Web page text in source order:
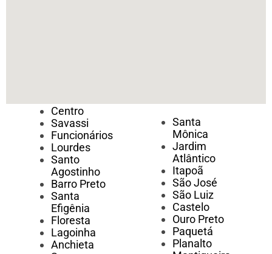
Centro
Savassi
Funcionários
Lourdes
Santo
Agostinho
Barro Preto
Santa
Efigênia
Floresta
Lagoinha
Anchieta
Santa
Mônica
Jardim
Atlântico
Itapoã
São José
São Luiz
Castelo
Ouro Preto
Paquetá
Planalto